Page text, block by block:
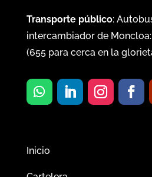
Transporte público:
intercambiador de Moncloa:
(655para cerca en la
Inicio